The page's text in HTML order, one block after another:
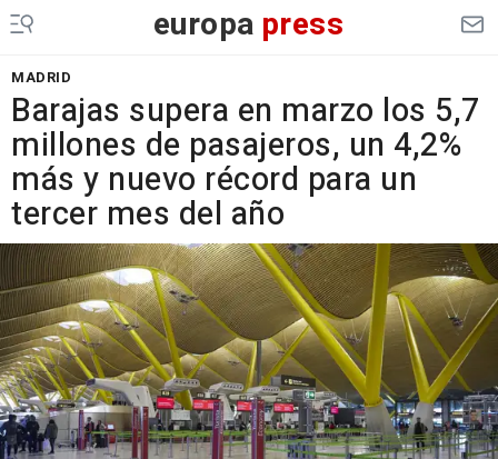
europa press
MADRID
Barajas supera en marzo los 5,7
millones de pasajeros, un 4,2%
más y nuevo récord para un
tercer mes del año